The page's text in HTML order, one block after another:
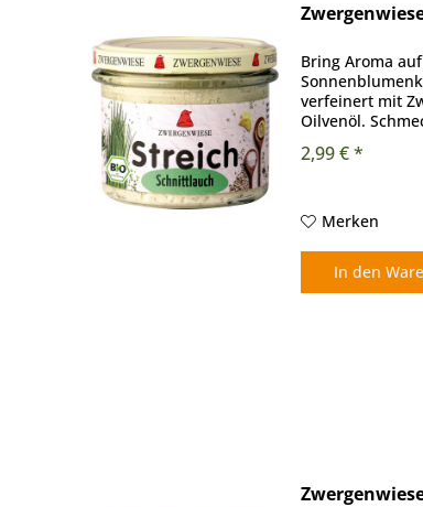
Bring Aroma
verfeinert mit
Oilvenöl.
2,99 € *
Merken
In den